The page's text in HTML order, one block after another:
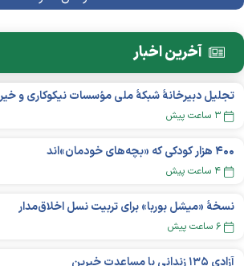
آخرین اخبار
۳ ساعت پیش
۴۰۰ هزار کودکی که «بچه‌های خودمان»‌اند
۴ ساعت پیش
نسخهٔ «میشل بوربا» برای تربیت نسل اخلاق‌مدار
۶ ساعت پیش
آزادی ۱۳۵ زندانی با مساعدت خیرین